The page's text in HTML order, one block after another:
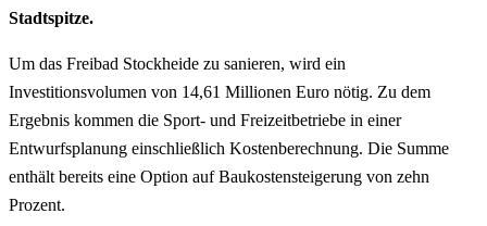
Stadtspitze.
Um das Freibad Stockheide zu sanieren, wird ein
Investitionsvolumen von 14,61 Millionen Euro nötig. Zu dem
Ergebnis kommen die Sport- und Freizeitbetriebe in einer
Entwurfsplanung einschließlich Kostenberechnung. Die Summe
enthält bereits eine Option auf Baukostensteigerung von zehn
Prozent.